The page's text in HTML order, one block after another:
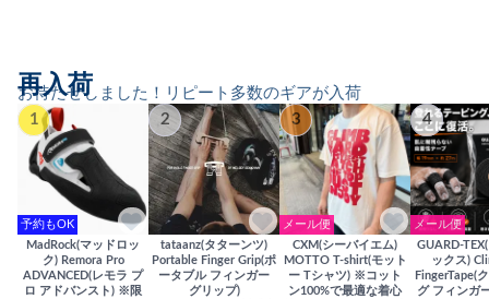
お待たせしました！リピート多数のギアが入荷
再入荷
1
予約もOK
MadRock(マッドロッ
ク) Remora Pro
ADVANCED(レモラ プ
ロ アドバンスト) ※限
2
tataanz(タターンツ)
Portable Finger Grip(ポ
ータブル フィンガー
グリップ)
3
メール便
CXM(シーバイエム)
MOTTO T-shirt(モット
ー Tシャツ) ※コット
ン100%で最適な着心
4
メール便
GUARD-
ックス)
FingerTape(
グ フィンガ